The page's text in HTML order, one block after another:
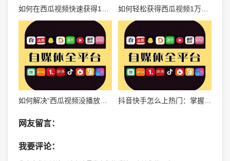
如何在西瓜视频快速获得100播放量？轻松掌握引流技巧！ 如何轻松获得西瓜视频1万播放量：从小白到流量达人
如何解决“西瓜视频没播放量”的困扰？这些方法让你的内容飞速增粉！ 抖音快手怎么上热门：掌握这些技巧，轻松爆火
网友留言：
我要评论：